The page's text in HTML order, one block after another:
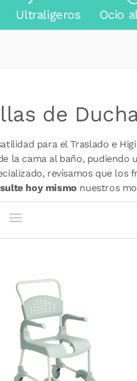
Ultraligeros Ocio
de
para el Traslado e
la cama al baño,
revisamos que los
hoy mismo nuestros